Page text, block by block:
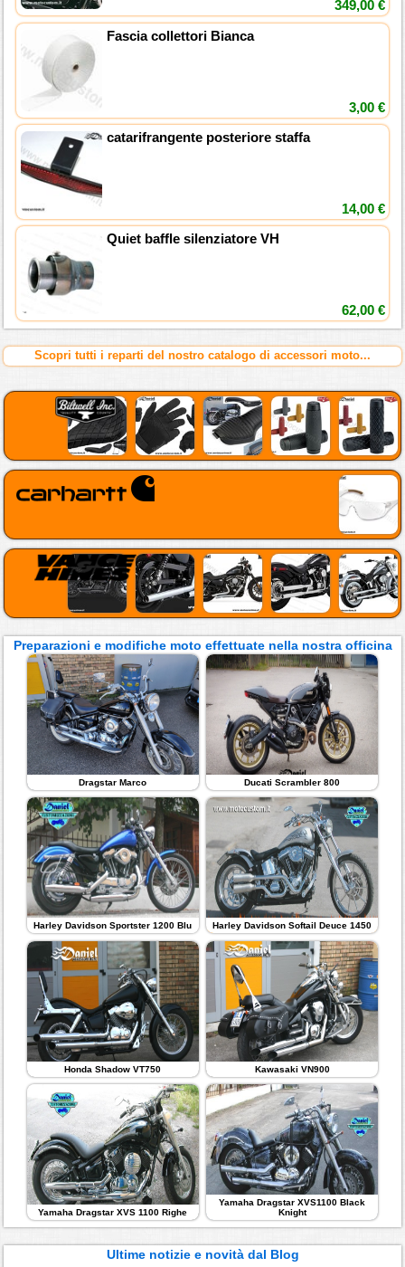
349,00 €
Fascia collettori Bianca
3,00 €
catarifrangente posteriore staffa
14,00 €
Quiet baffle silenziatore VH
62,00 €
Scopri tutti i reparti del nostro catalogo di accessori moto...
Preparazioni e modifiche moto effettuate nella nostra officina
Dragstar Marco Ducati Scrambler 800
Harley Davidson Sportster 1200 Blu Harley Davidson Softail Deuce 1450
Honda Shadow VT750 Kawasaki VN900
Yamaha Dragstar XVS 1100 Righe
Yamaha Dragstar XVS1100 Black
Knight
Ultime notizie e novità dal Blog